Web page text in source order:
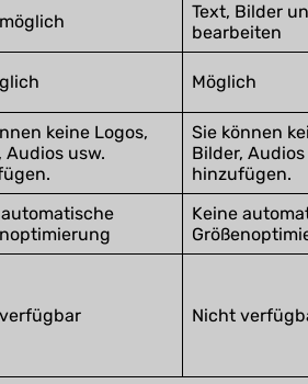
Text, Bilder
bearbeiten
Möglich
keine Logos,
Audios usw.
Sie können
Bilder, Audios
hinzufügen.
Keine
Nicht